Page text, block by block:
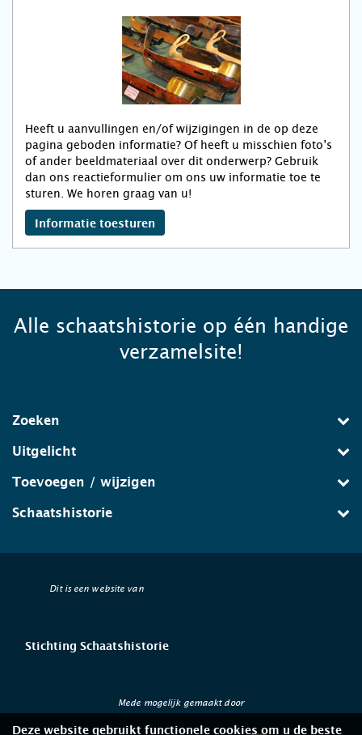
Heeft u aanvullingen en/of wijzigingen in de op deze
pagina geboden informatie? Of heeft u misschien foto’s
of ander beeldmateriaal over dit onderwerp? Gebruik
dan ons reactieformulier om ons uw informatie toe te
sturen. We horen graag van u!
Informatie toesturen
Alle schaatshistorie op één handige
verzamelsite!
Zoeken
Uitgelicht
Toevoegen / wijzigen
Schaatshistorie
Dit is een website van
Stichting Schaatshistorie
Mede mogelijk gemaakt door
Deze website gebruikt functionele cookies om u de beste